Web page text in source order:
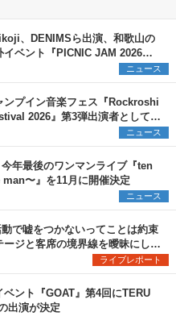
、DENIMSら出演、和歌山の
イベント『PICNIC JAM 2026』
始
ニュース
ンプイン音楽フェス『Rockroshi
2026』第3弾出演者として
りゆし58、Reiを発表
ニュース
年最後のワンマンライブ『ten
〜』を11月に開催決定
ニュース
で嘘をつかないってことは約束
ジと客席の境界線を曖昧にし
ナル武道館公演レポートライブレポート
ベント『GOAT』第4回にTERU
出演が決定